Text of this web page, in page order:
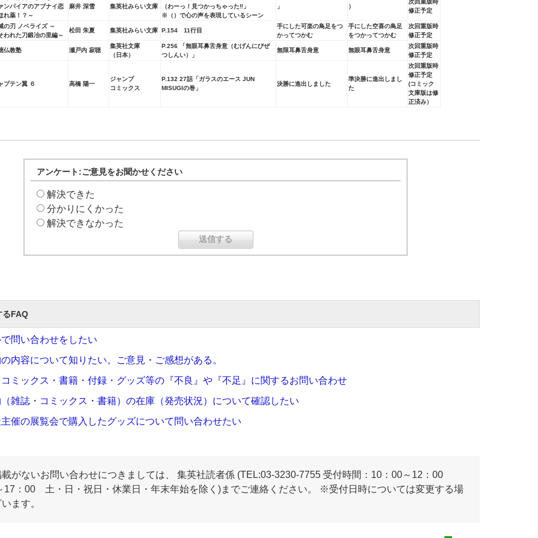
ンパイアのアブナイ恋
れ薬！？～
麻井 深雪 集英社みらい文庫
（わーっ！見つかっちゃった‼」
※（）で心の声を表現しているシーン
」 ）
次回重版時
修正予定
の刃 ノベライズ ～
われた刀鍛冶の里編～
松田 朱夏 集英社みらい文庫 P.154 11行目
手にした可楽の鳥足をつ
かってつかむ
手にした空喜の鳥足
をつかってつかむ
次回重版時
修正予定
仏教塾 瀬戸内 寂聴
集英社文庫
（日本）
P.256 「無眼耳鼻舌身意（むげんにびぜ
つしんい）」
無限耳鼻舌身意 無眼耳鼻舌身意
次回重版時
修正予定
プテン翼 ６ 高橋 陽一
ジャンプ
コミックス
P.132 27話「ガラスのエース JUN
MISUGIの巻」
決勝に進出しました
準決勝に進出しまし
た
次回重版時
修正予定
(コミック
文庫版は修
正済み）
アンケート:ご意見をお聞かせください
解決できた
分かりにくかった
解決できなかった
るFAQ
で問い合わせをしたい
内容について知りたい。ご意見・ご感想がある。
ミックス・書籍・付録・グッズ等の『不良』や『不足』に関するお問い合わせ
雑誌・コミックス・書籍）の在庫（発売状況）について確認したい
催の展覧会で購入したグッズについて問い合わせたい
載がないお問い合わせにつきましては、 集英社読者係 (TEL:03-3230-7755 受付時間：10：00～12：00
17：00 土・日・祝日・休業日・年末年始を除く)までご連絡ください。 ※受付日時については変更する場
ます。